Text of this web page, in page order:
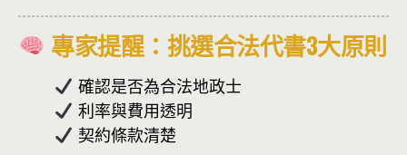
專家提醒：挑選合法代書3大原則
確認是否為合法地政士
利率與費用透明
契約條款清楚